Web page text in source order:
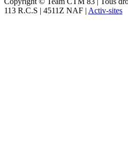
113 R.C.S | 4511Z NAF | Activ-sites